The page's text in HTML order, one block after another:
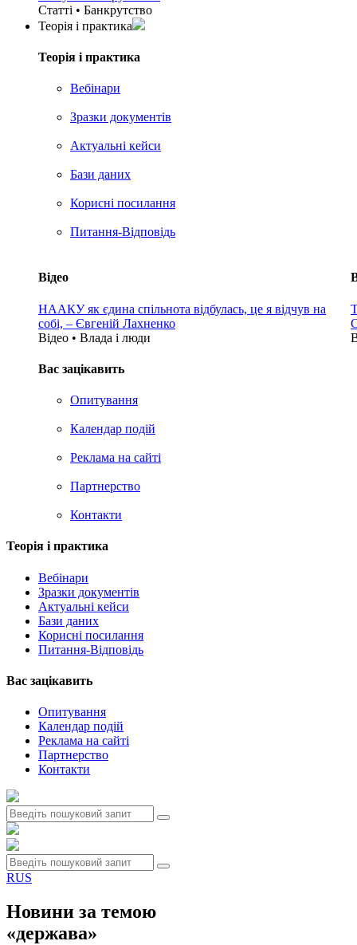
Статті • Банкрутство
Теорія i практика
Теорія i практика
Вебінари
Зразки документів
Актуальні кейси
Бази даних
Корисні посилання
Питання-Відповідь
Відео
НААКУ як єдина спільнота відбулась, це я відчув на
собі, – Євгеній Лахненко
Відео • Влада i люди
Вас зацікавить
Опитування
Календар подій
Реклама на сайтi
Партнерство
Контакти
Теорія i практика
Вебінари
Зразки документів
Актуальні кейси
Бази даних
Корисні посилання
Питання-Відповідь
Вас зацiкавить
Опитування
Календар подій
Реклама на сайтi
Партнерство
Контакти
RUS
Новини за темою
«держава»